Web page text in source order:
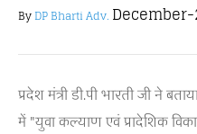
ByDP Bharti Adv.
प्रदेश मंत्री डी.पी भारती जी ने
में "युवा कल्याण एवं प्रादेशिक